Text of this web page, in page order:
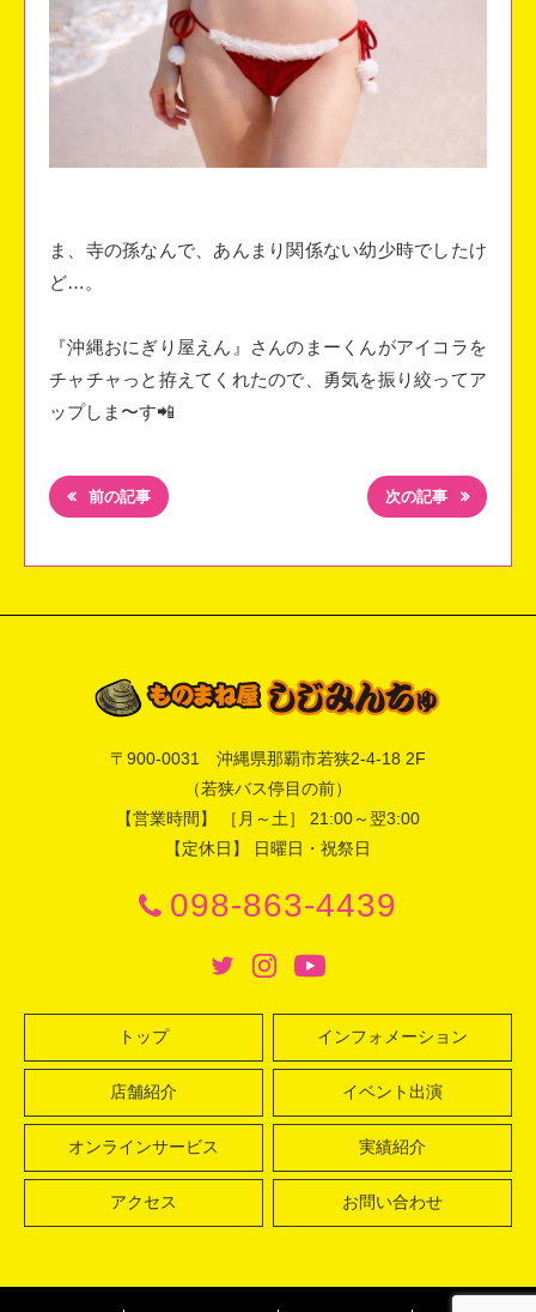
ま、寺の孫なんで、あんまり関係ない幼少時でしたけ
ど…。
『沖縄おにぎり屋えん』さんのまーくんがアイコラを
チャチャっと拵えてくれたので、
勇気を振り絞ってア
ップしま〜す📲
前の記事 次の記事
〒 900-0031 沖縄県那覇市若狭2-4-18 2F
（若狭バス停目の前）
【営業時間】 ［月～土］ 21:00～翌3:00
【定休日】 日曜日・祝祭日
098-863-4439
トップ インフォメーション
店舗紹介 イベント出演
オンラインサービス 実績紹介
アクセス お問い合わせ